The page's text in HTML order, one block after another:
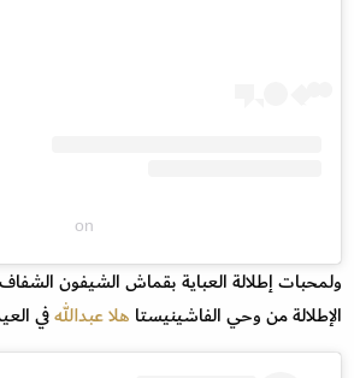
on
ولمحبات إطلالة العباية بقماش الشيفون
الإطلالة من وحي الفاشينيستا هلا عبداللهفي